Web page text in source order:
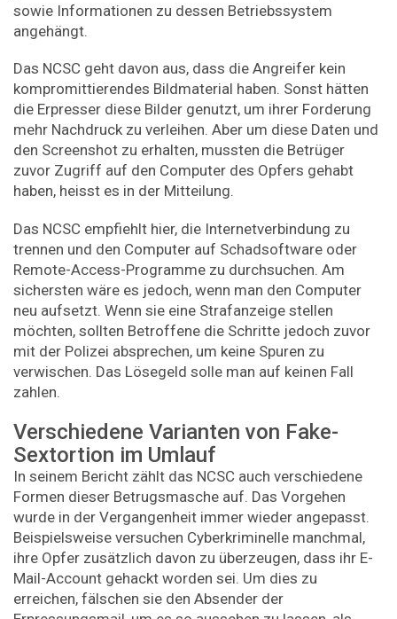
sowie Informationen zu dessen Betriebssystem
angehängt.
Das NCSC geht davon aus, dass die Angreifer kein
kompromittierendes Bildmaterial haben. Sonst hätten
die Erpresser diese Bilder genutzt, um ihrer Forderung
mehr Nachdruck zu verleihen. Aber um diese Daten und
den Screenshot zu erhalten, mussten die Betrüger
zuvor Zugriff auf den Computer des Opfers gehabt
haben, heisst es in der Mitteilung.
Das NCSC empfiehlt hier, die Internetverbindung zu
trennen und den Computer auf Schadsoftware oder
Remote-Access-Programme zu durchsuchen. Am
sichersten wäre es jedoch, wenn man den Computer
neu aufsetzt. Wenn sie eine Strafanzeige stellen
möchten, sollten Betroffene die Schritte jedoch zuvor
mit der Polizei absprechen, um keine Spuren zu
verwischen. Das Lösegeld solle man auf keinen Fall
zahlen.
Verschiedene Varianten von Fake-
Sextortion im Umlauf
In seinem Bericht zählt das NCSC auch verschiedene
Formen dieser Betrugsmasche auf. Das Vorgehen
wurde in der Vergangenheit immer wieder angepasst.
Beispielsweise versuchen Cyberkriminelle manchmal,
ihre Opfer zusätzlich davon zu überzeugen, dass ihr E-
Mail-Account gehackt worden sei. Um dies zu
erreichen, fälschen sie den Absender der